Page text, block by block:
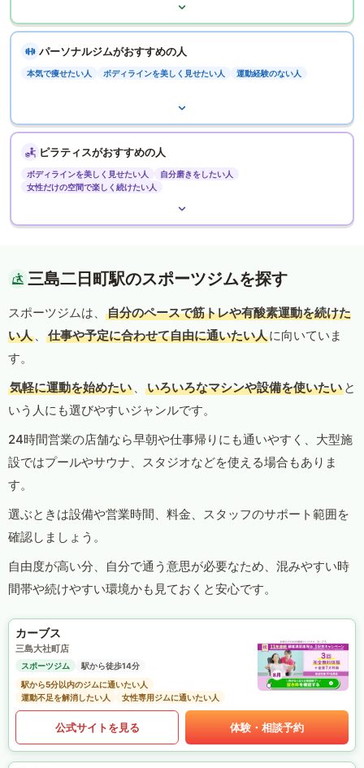
パーソナルジムがおすすめの人
本気で痩せたい人 ボディラインを美しく見せたい人 運動経験のない人
ピラティスがおすすめの人
ボディラインを美しく見せたい人
自分磨きをしたい人
女性だけの空間で楽しく続けたい人
三島二日町駅のスポーツジムを探す
スポーツジムは、
自分のペースで筋トレや有酸素運動を続けた
い人 、 仕事や予定に合わせて自由に通いたい人に向いていま
す。
気軽に運動を始めたい 、 いろいろなマシンや設備を使いたい と
いう人にも選びやすいジャンルです。
24時間営業の店舗なら早朝や仕事帰りにも通いやすく、大型施
設ではプールやサウナ、スタジオなどを使える場合もありま
す。
選ぶときは設備や営業時間、料金、スタッフのサポート範囲を
確認しましょう。
自由度が高い分、自分で通う意思が必要なため、混みやすい時
間帯や続けやすい環境かも見ておくと安心です。
カーブス
三島大社町店
スポーツジム
駅から徒歩14分
駅から5分以内のジムに通いたい人
運動不足を解消したい人
女性専用ジムに通いたい人
公式サイトを見る 体験・相談予約